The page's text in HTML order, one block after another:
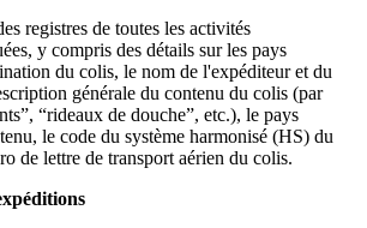
registres de toutes les activités
y compris des détails sur les pays
du colis, le nom de l'expéditeur et du
générale du contenu du colis (par
“rideaux de douche”, etc.), le pays
le code du système harmonisé (HS) du
de lettre de transport aérien du colis.